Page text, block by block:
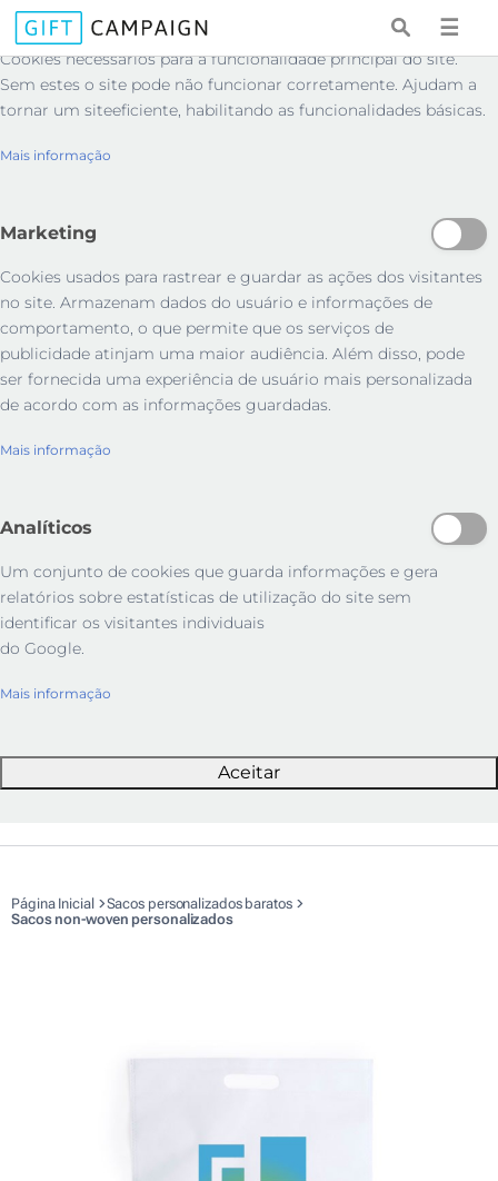
Essenciais
Cookies necessários para a funcionalidade principal do site.
Sem estes o site pode não funcionar corretamente. Ajudam a
tornar um siteeficiente, habilitando as funcionalidades básicas.
Mais informação
Marketing
Cookies usados ​​para rastrear e guardar as ações dos visitantes
no site. Armazenam dados do usuário e informações de
comportamento, o que permite que os serviços de
publicidade atinjam uma maior audiência. Além disso, pode
ser fornecida uma experiência de usuário mais personalizada
de acordo com as informações guardadas.
Mais informação
Analíticos
Um conjunto de cookies que guarda informações e gera
relatórios sobre estatísticas de utilização do site sem
identificar os visitantes individuais
do Google.
Mais informação
Aceitar
☰
Página Inicial
Sacos personalizados baratos
Sacos non-woven personalizados